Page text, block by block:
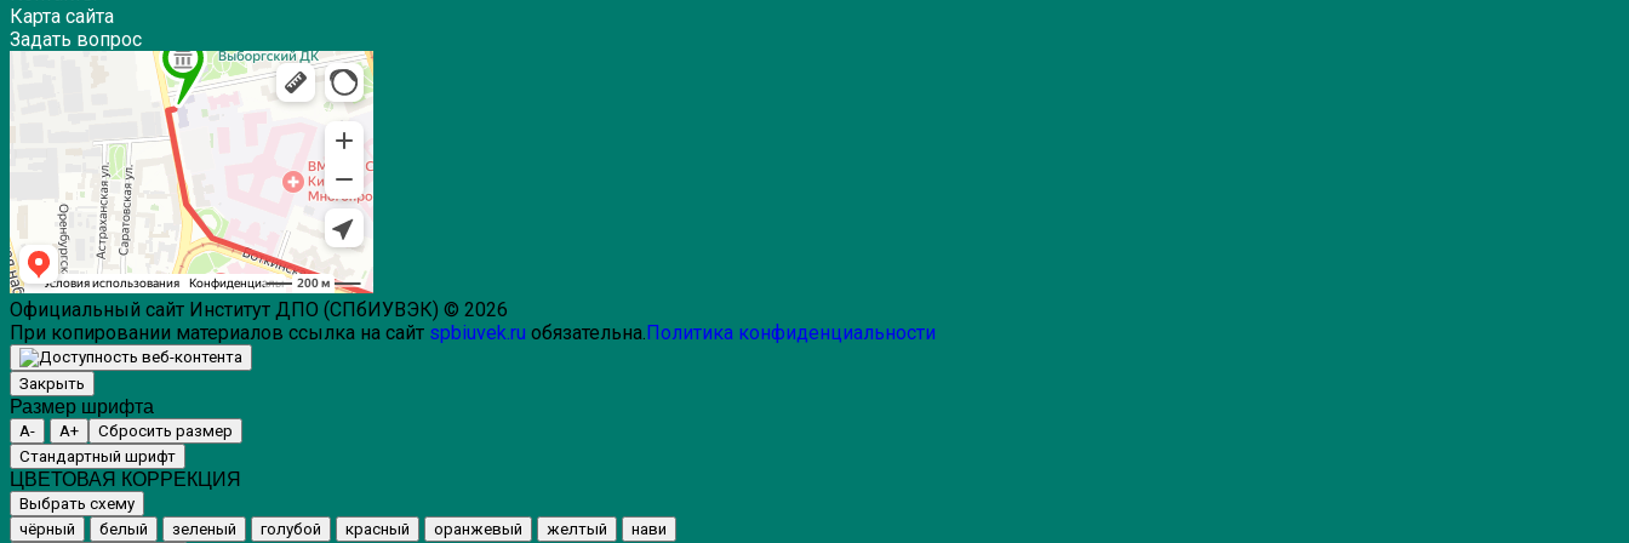
Карта сайта
Задать вопрос
Официальный сайт Институт ДПО (СПбИУВЭК) © 2026
При копировании материалов ссылка на сайт spbiuvek.ru обязательна. Политика конфиденциальности
Закрыть
Размер шрифта
A- A+
Сбросить размер
Стандартный шрифт
ЦВЕТОВАЯ КОРРЕКЦИЯ
Выбрать схему
чёрный
белый зеленый голубой красный оранжевый желтый нави